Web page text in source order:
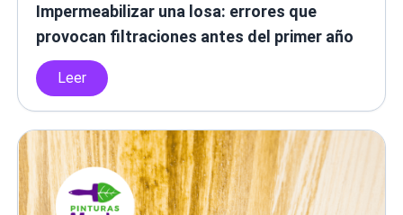
Impermeabilizar una losa: errores que
provocan filtraciones antes del primer año
Leer